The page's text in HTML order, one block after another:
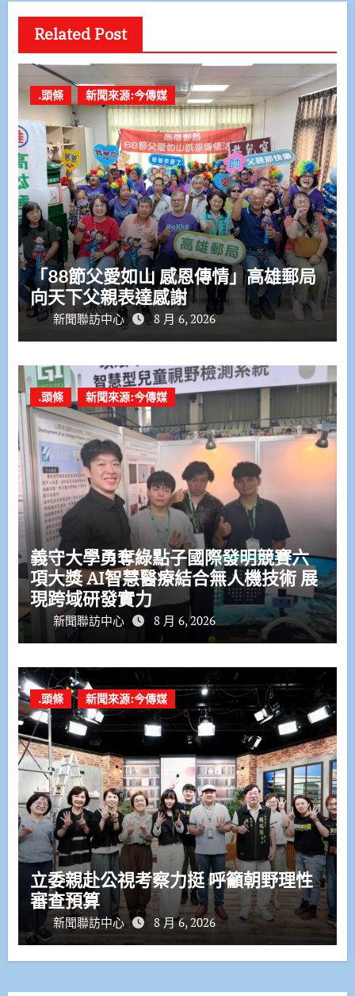
Related Post
.頭條 新聞來源:今傳媒
「88節父愛如山 感恩傳情」高雄郵局
向天下父親表達感謝
新聞聯訪中心 8 月 6, 2026
.頭條 新聞來源:今傳媒
義守大學勇奪綠點子國際發明競賽六
項大獎 AI智慧醫療結合無人機技術 展
現跨域研發實力
新聞聯訪中心 8 月 6, 2026
.頭條 新聞來源:今傳媒
立委親赴公視考察力挺 呼籲朝野理性
審查預算
新聞聯訪中心 8 月 6, 2026